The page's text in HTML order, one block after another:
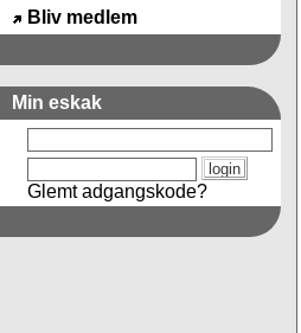
Bliv medlem
Min eskak
Glemt adgangskode?